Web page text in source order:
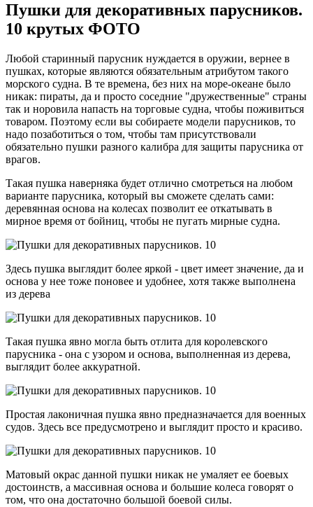
Пушки для декоративных парусников.
10 крутых ФОТО
Любой старинный парусник нуждается в оружии, вернее в
пушках, которые являются обязательным атрибутом такого
морского судна. В те времена, без них на море-океане было
никак: пираты, да и просто соседние "дружественные" страны
так и норовила напасть на торговые судна, чтобы поживиться
товаром. Поэтому если вы собираете модели парусников, то
надо позаботиться о том, чтобы там присутствовали
обязательно пушки разного калибра для защиты парусника от
врагов.
Такая пушка наверняка будет отлично смотреться на любом
варианте парусника, который вы сможете сделать сами:
деревянная основа на колесах позволит ее откатывать в
мирное время от бойниц, чтобы не пугать мирные судна.
Здесь пушка выглядит более яркой - цвет имеет значение, да и
основа у нее тоже поновее и удобнее, хотя также выполнена
из дерева
Такая пушка явно могла быть отлита для королевского
парусника - она с узором и основа, выполненная из дерева,
выглядит более аккуратной.
Простая лаконичная пушка явно предназначается для военных
судов. Здесь все предусмотрено и выглядит просто и красиво.
Матовый окрас данной пушки никак не умаляет ее боевых
достоинств, а массивная основа и большие колеса говорят о
том, что она достаточно большой боевой силы.